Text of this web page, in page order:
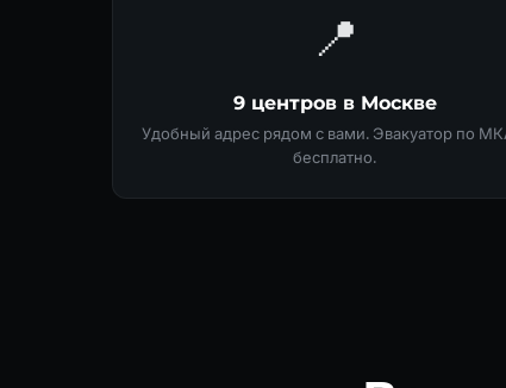
📍
9 центров в Москве
Удобный адрес рядом с вами. Эвакуатор по
бесплатно.